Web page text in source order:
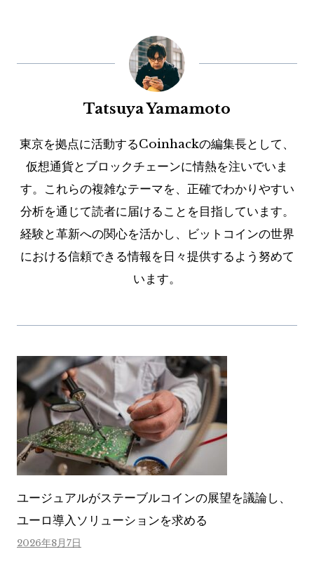
Tatsuya Yamamoto
東京を拠点に活動するCoinhackの編集長として、
仮想通貨とブロックチェーンに情熱を注いでいま
す。これらの複雑なテーマを、正確でわかりやすい
分析を通じて読者に届けることを目指しています。
経験と革新への関心を活かし、ビットコインの世界
における信頼できる情報を日々提供するよう努めて
います。
ユージュアルがステーブルコインの展望を議論し、
ユーロ導入ソリューションを求める
2026年8月7日